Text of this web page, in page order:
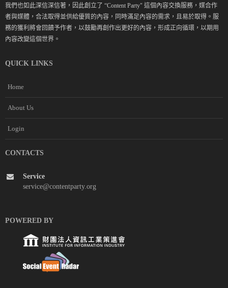
我們也如此深信深信著，因此創立了 “Content Party" 這個內容交換服務，媒合作
者與媒體，合法取得並供給優質的內容，同時滿足內容的需求，且易於取得。服
務的獲利將會回饋予作者，以鼓勵再創作出更好的內容，形成正向循環，以期用
內容改變這個世界。
QUICK LINKS
Home
About Us
Login
CONTACTS
Service
service@contentparty.org
POWERED BY